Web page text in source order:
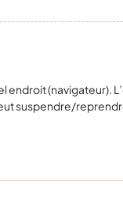
endroit (navigateur).
suspendre/